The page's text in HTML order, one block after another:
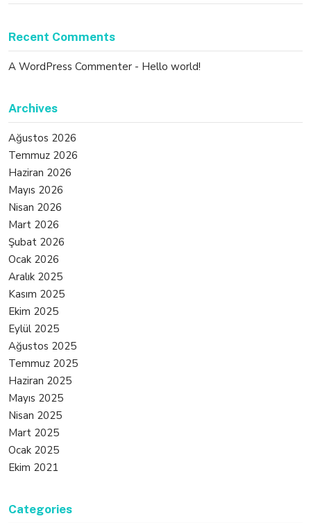
Recent Comments
A WordPress Commenter - Hello world!
Archives
Ağustos 2026
Temmuz 2026
Haziran 2026
Mayıs 2026
Nisan 2026
Mart 2026
Şubat 2026
Ocak 2026
Aralık 2025
Kasım 2025
Ekim 2025
Eylül 2025
Ağustos 2025
Temmuz 2025
Haziran 2025
Mayıs 2025
Nisan 2025
Mart 2025
Ocak 2025
Ekim 2021
Categories